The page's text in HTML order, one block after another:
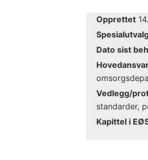
Opprettet
Dato sist
Vedlegg/
standarder,
Kapittel i